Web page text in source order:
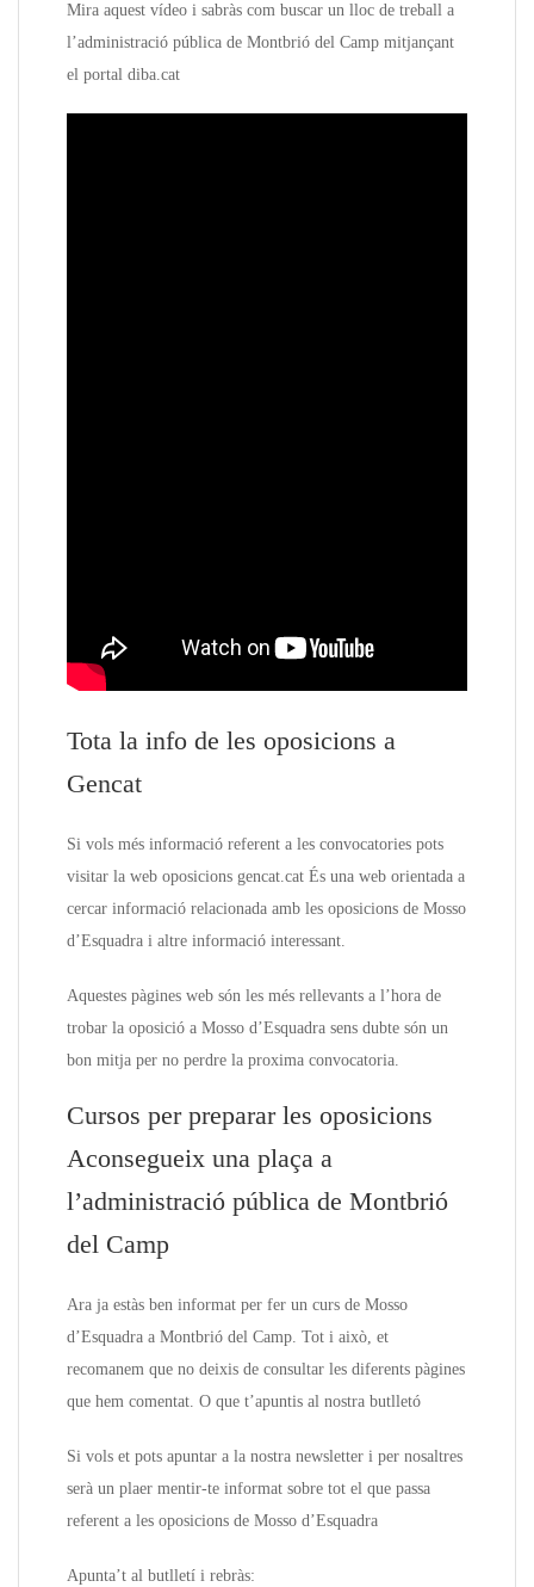
Mira aquest vídeo i sabràs com buscar un lloc de treball a
l’administració pública de Montbrió del Camp mitjançant
el portal diba.cat
Tota la info de les oposicions a
Gencat
Si vols més informació referent a les convocatories pots
visitar la web oposicions gencat.cat És una web orientada a
cercar informació relacionada amb les oposicions de Mosso
d’Esquadra i altre informació interessant.
Aquestes pàgines web són les més rellevants a l’hora de
trobar la oposició a Mosso d’Esquadra sens dubte són un
bon mitja per no perdre la proxima convocatoria.
Cursos per preparar les oposicions
Aconsegueix una plaça a
l’administració pública de Montbrió
del Camp
Ara ja estàs ben informat per fer un curs de Mosso
d’Esquadra a Montbrió del Camp. Tot i això, et
recomanem que no deixis de consultar les diferents pàgines
que hem comentat. O que t’apuntis al nostra butlletó
Si vols et pots apuntar a la nostra newsletter i per nosaltres
serà un plaer mentir-te informat sobre tot el que passa
referent a les oposicions de Mosso d’Esquadra
Apunta’t al butlletí i rebràs: